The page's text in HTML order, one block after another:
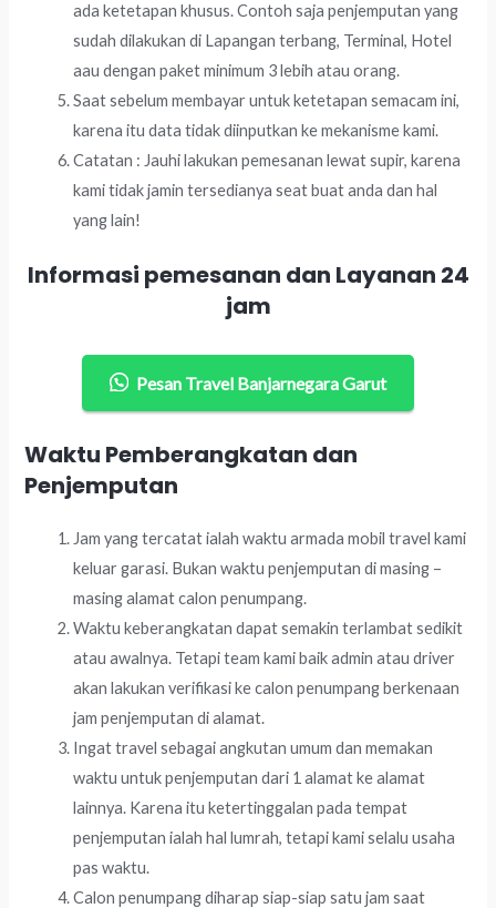
ada ketetapan khusus. Contoh saja penjemputan yang
sudah dilakukan di Lapangan terbang, Terminal, Hotel
aau dengan paket minimum 3 lebih atau orang.
Saat sebelum membayar untuk ketetapan semacam ini,
karena itu data tidak diinputkan ke mekanisme kami.
Catatan : Jauhi lakukan pemesanan lewat supir, karena
kami tidak jamin tersedianya seat buat anda dan hal
yang lain!
Informasi pemesanan dan Layanan 24
jam
Pesan Travel Banjarnegara Garut
Waktu Pemberangkatan dan
Penjemputan
Jam yang tercatat ialah waktu armada mobil travel kami
keluar garasi. Bukan waktu penjemputan di masing –
masing alamat calon penumpang.
Waktu keberangkatan dapat semakin terlambat sedikit
atau awalnya. Tetapi team kami baik admin atau driver
akan lakukan verifikasi ke calon penumpang berkenaan
jam penjemputan di alamat.
Ingat travel sebagai angkutan umum dan memakan
waktu untuk penjemputan dari 1 alamat ke alamat
lainnya. Karena itu ketertinggalan pada tempat
penjemputan ialah hal lumrah, tetapi kami selalu usaha
pas waktu.
Calon penumpang diharap siap-siap satu jam saat